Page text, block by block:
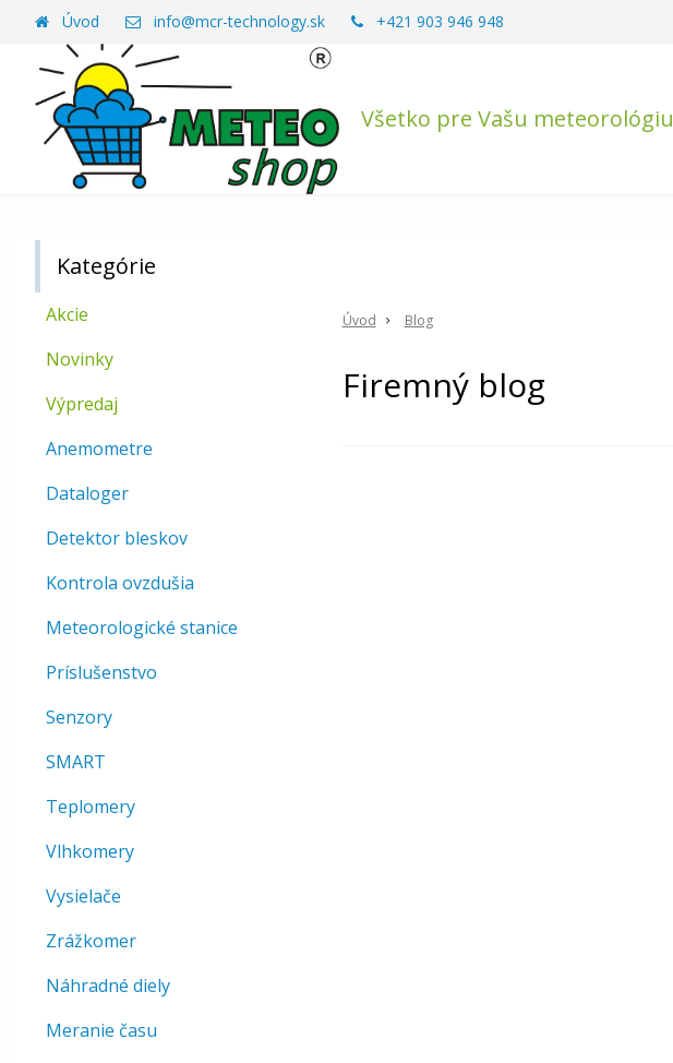
Všetko pre Vašu meteorológiu
Úvod info@mcr-technology.sk +421 903 946 948
Úvod Blog
Firemný blog
Kategórie
Akcie
Novinky
Výpredaj
Anemometre
Dataloger
Detektor bleskov
Kontrola ovzdušia
Meteorologické stanice
Príslušenstvo
Senzory
SMART
Teplomery
Vlhkomery
Vysielače
Zrážkomer
Náhradné diely
Meranie času